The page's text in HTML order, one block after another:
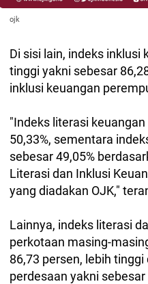
ojk
Di sisi lain, indeks inklusi
tinggi yakni sebesar
inklusi keuangan
"Indeks literasi
50,33%, sementara
sebesar 49,05%
Literasi dan Inklusi
yang diadakan OJK,"
Lainnya, indeks literasi
perkotaan masing-
86,73 persen, lebih
perdesaan yakni